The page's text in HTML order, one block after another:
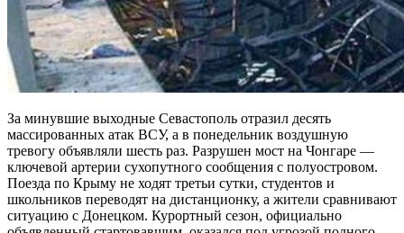
За минувшие выходные Севастополь отразил десять
массированных атак ВСУ, а в понедельник воздушную
тревогу объявляли шесть раз. Разрушен мост на Чонгаре —
ключевой артерии сухопутного сообщения с полуостровом.
Поезда по Крыму не ходят третьи сутки, студентов и
школьников переводят на дистанционку, а жители сравнивают
ситуацию с Донецком. Курортный сезон, официально